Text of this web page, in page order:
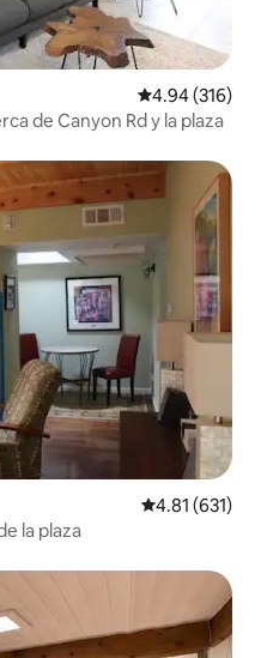
Calificación
4.94 (316)
de Canyon Rd y la plaza
Calificación
4.81 (631)
la plaza